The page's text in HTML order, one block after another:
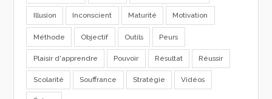
Illusion Inconscient Maturité Motivation
Méthode Objectif Outils Peurs
Plaisir d'apprendre Pouvoir Résultat Réussir
Scolarité Souffrance Stratégie Vidéos